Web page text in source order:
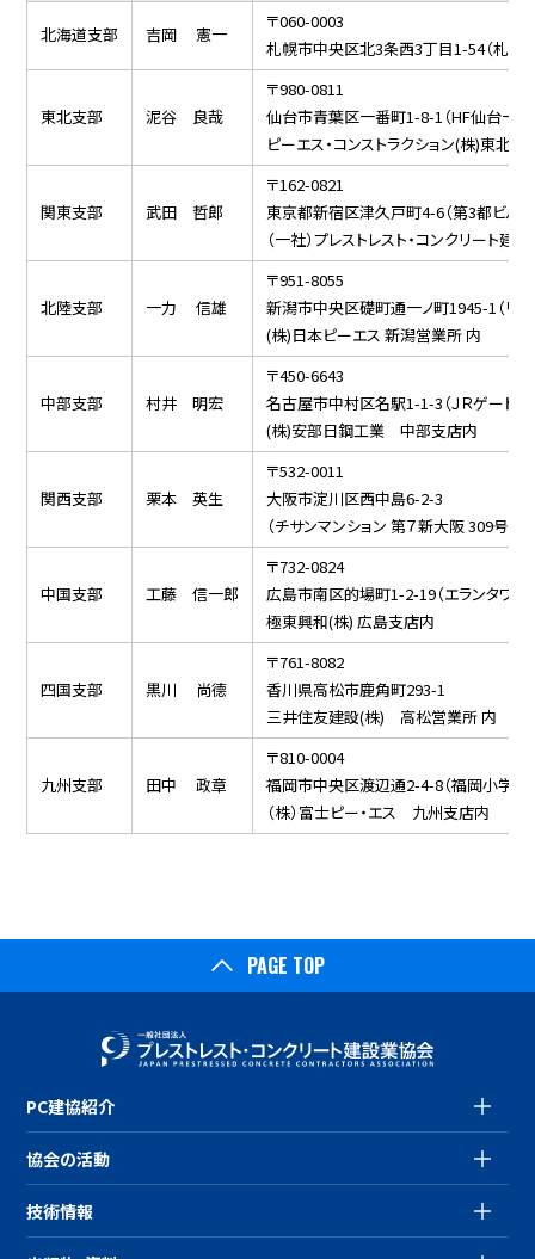
北海道支部 吉岡 憲一
〒060-0003
札幌市中央区北3条西3丁目1-54（札幌
東北支部 泥谷 良哉
〒980-0811
仙台市青葉区一番町1-8-1（HF仙台一番
ピーエス・コンストラクション(株)東北支
関東支部 武田 哲郎
〒162-0821
東京都新宿区津久戸町4-6（第3都ビル）
（一社）プレストレスト・コンクリート建
北陸支部 一力 信雄
〒951-8055
新潟市中央区礎町通一ノ町1945-1（リア
(株)日本ピーエス 新潟営業所 内
中部支部 村井 明宏
〒450-6643
名古屋市中村区名駅1-1-3（ＪＲゲートタ
(株)安部日鋼工業 中部支店内
関西支部 栗本 英生
〒532-0011
大阪市淀川区西中島6-2-3
（チサンマンション 第７新大阪 309号）
中国支部 工藤 信一郎
〒732-0824
広島市南区的場町1-2-19（エランタワー
極東興和(株) 広島支店内
四国支部 黒川 尚德
〒761-8082
香川県高松市鹿角町293-1
三井住友建設(株) 高松営業所 内
九州支部 田中 政章
〒810-0004
福岡市中央区渡辺通2-4-8（福岡小学
（株）富士ピー・エス 九州支店内
PAGE TOP
PC建協紹介
協会の活動
技術情報